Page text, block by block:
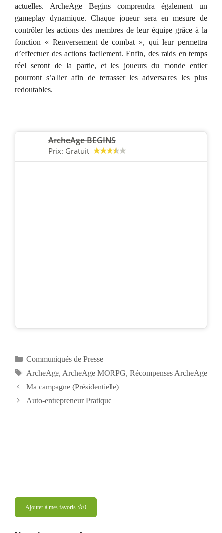
actuelles. ArcheAge Begins comprendra également un
gameplay dynamique. Chaque joueur sera en mesure de
contrôler les actions des membres de leur équipe grâce à la
fonction « Renversement de combat », qui leur permettra
d’effectuer des actions facilement. Enfin, des raids en temps
réel seront de la partie, et les joueurs du monde entier
pourront s’allier afin de terrasser les adversaires les plus
redoutables.
ArcheAge BEGINS
Prix: Gratuit
Catégories
Communiqués de Presse
Étiquettes
ArcheAge, ArcheAge MORPG, Récompenses ArcheAge
Navigation
des
Ma campagne (Présidentielle)
Auto-entrepreneur Pratique
Ajouter à mes favoris 0